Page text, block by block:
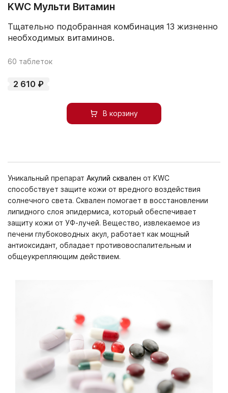
KWC Мульти Витамин
Тщательно подобранная комбинация 13 жизненно
необходимых витаминов.
60 таблеток
2 610 ₽
В корзину
Уникальный препарат Акулий сквален от KWC
способствует защите кожи от вредного воздействия
солнечного света. Сквален помогает в восстановлении
липидного слоя эпидермиса, который обеспечивает
защиту кожи от УФ-лучей. Вещество, извлекаемое из
печени глубоководных акул, работает как мощный
антиоксидант, обладает противовоспалительным и
общеукрепляющим действием.